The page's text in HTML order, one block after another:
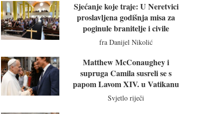
Sjećanje koje traje: U Neretvici
proslavljena godišnja misa za
poginule branitelje i civile
fra Danijel Nikolić
Matthew McConaughey i
supruga Camila susreli se s
papom Lavom XIV. u Vatikanu
Svjetlo riječi